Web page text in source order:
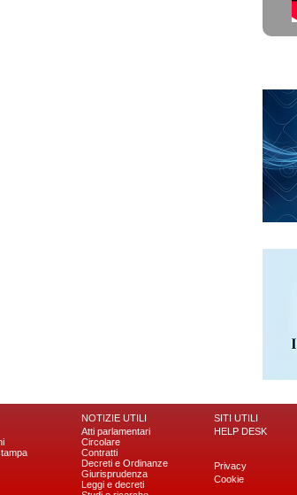
NOTIZIE UTILI
Atti parlamentari
Circolare
Contratti
Decreti e Ordinanze
Giurisprudenza
Leggi e decreti
SITI UTILI
HELP DESK
Privacy
Cookie